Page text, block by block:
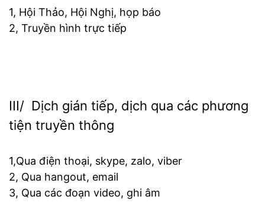
1, Hội Thảo, Hội Nghị, họp báo
2, Truyền hình trực tiếp
III/ Dịch gián tiếp, dịch qua các phương
tiện truyền thông
1,Qua điện thoại, skype, zalo, viber
2, Qua hangout, email
3, Qua các đoạn video, ghi âm